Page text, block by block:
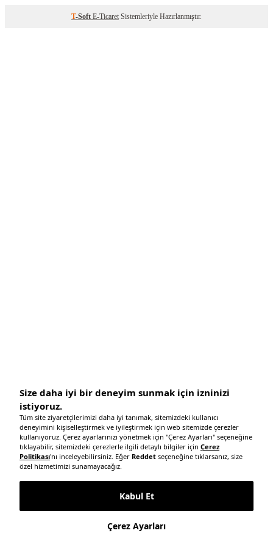
T-Soft E-Ticaret Sistemleriyle Hazırlanmıştır.